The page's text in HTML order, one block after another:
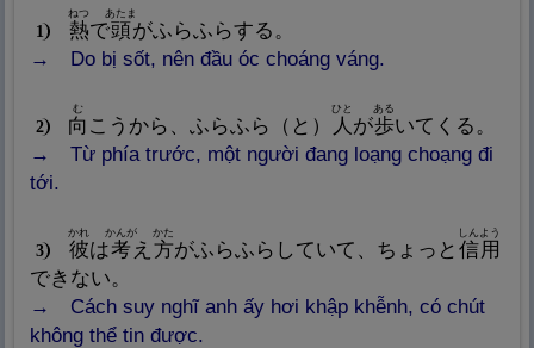
1 熱
ねつ
で頭
あたま
がふらふらする。
Do bị sốt, nên đầu óc choáng váng.
2 向
む
こうから、ふらふら（と） 人
ひと
が歩
ある
いてくる。
Từ phía trước, một người đang loạng choạng đi
tới.
3 彼
Nghĩa: Bên kia, kẻ khác, đối
phương
かれ
は考
かんが
え 方
かた
がふらふらしていて、ちょっと 信用
しんよう
できない。
Cách suy nghĩ anh ấy hơi khập khễnh, có chút
không thể tin được.